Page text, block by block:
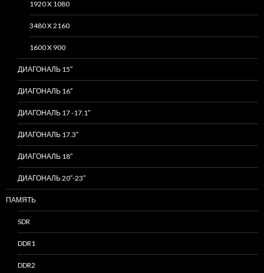
1920 X 1080
3480 X 2160
1600 X 900
ДИАГОНАЛЬ 15″
ДИАГОНАЛЬ 16″
ДИАГОНАЛЬ 17 -17.1″
ДИАГОНАЛЬ 17.3″
ДИАГОНАЛЬ 18″
ДИАГОНАЛЬ 20″-23″
ПАМЯТЬ
SDR
DDR1
DDR2